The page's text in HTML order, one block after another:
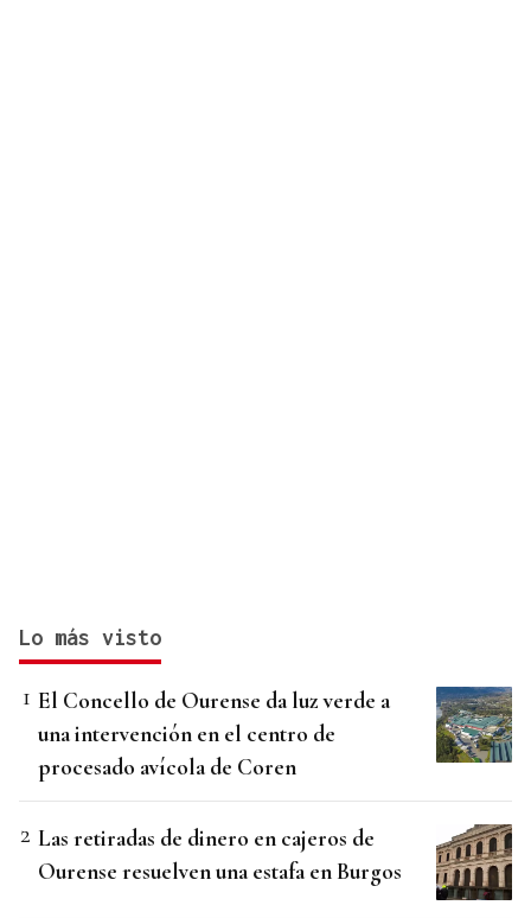
Lo más visto
El Concello de Ourense da luz verde a
una intervención en el centro de
procesado avícola de Coren
Las retiradas de dinero en cajeros de
Ourense resuelven una estafa en Burgos